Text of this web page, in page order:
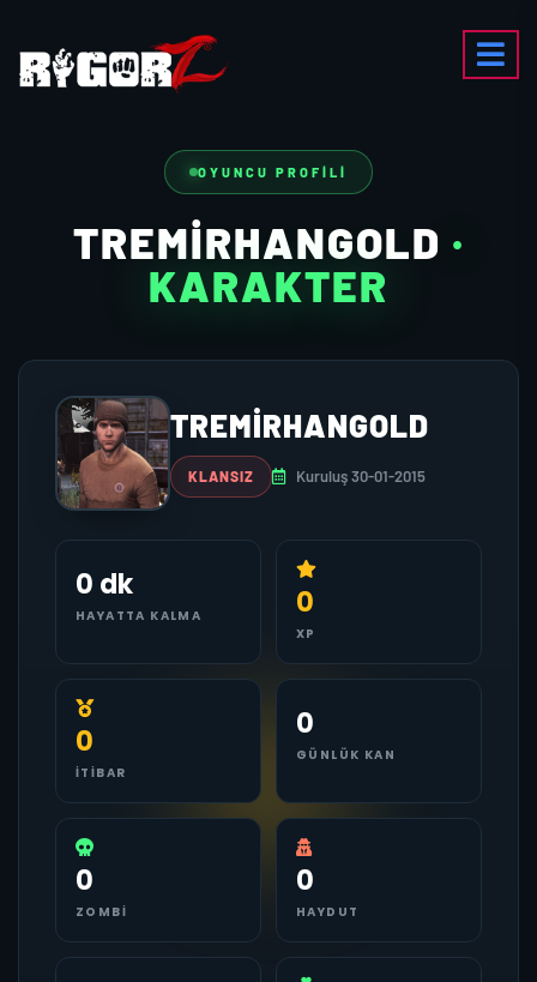
OYUNCU PROFILI
TREMIRHANGOLD ·
KARAKTER
TREMIRHANGOLD
KLANSIZ Kuruluş 30-01-2015
0 dk
HAYATTA KALMA 0
XP
0
İTIBAR
0
GÜNLÜK KAN
0
ZOMBI
0
HAYDUT